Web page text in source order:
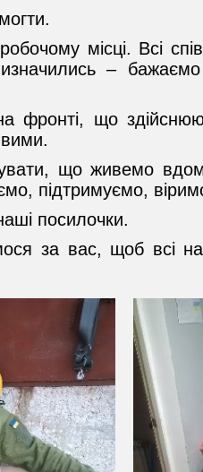
місці. Всі
– бажаємо
фронті, що
що живемо
підтримуємо,
посилочки.
за вас, щоб всі